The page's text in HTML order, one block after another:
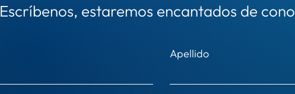
Escríbenos, estaremos encantados de
Apellido